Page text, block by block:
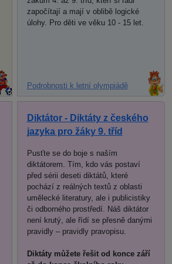
započítají a mají v oblibě logické
úlohy. Pro děti ve věku 10 - 15 let.
Podrobnosti k letní olympiádě
Diktátor - Diktáty z českého
jazyka pro žáky 9. tříd
Pusťte se do boje s naším
diktátorem. Tím, kdo vás postaví
před sérii deseti diktátů, které
pochází z reálných textů z oblasti
umělecké literatury, ale i publicistiky
či odborného prostředí. Náš diktátor
není krutý, ale řídí se přesně danými
pravidly – pravidly pravopisu.
Diktáty můžete řešit od konce září